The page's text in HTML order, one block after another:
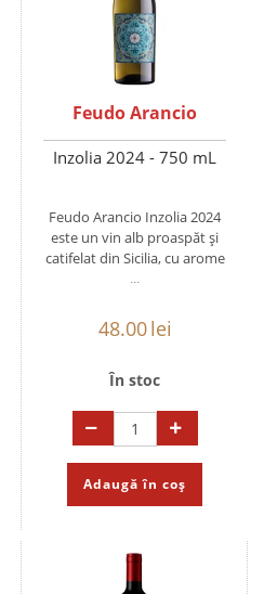
Feudo Arancio
Inzolia 2024 - 750 mL
Feudo Arancio Inzolia 2024
este un vin alb proaspăt și
catifelat din Sicilia, cu arome
...
48.00lei
În stoc
Adaugă în coș